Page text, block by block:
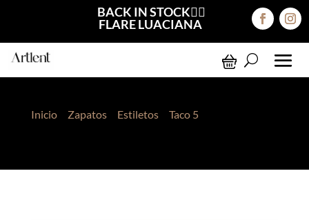
BACK IN STOCK❤️‍🔥
FLARE LUACIANA
Inicio> Zapatos> Estiletos> Taco 5> Estiletos